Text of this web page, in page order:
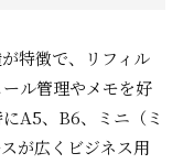
特徴で、リフィル
ル管理やメモを好
A5、B6、ミニ（ミ
が広くビジネス用